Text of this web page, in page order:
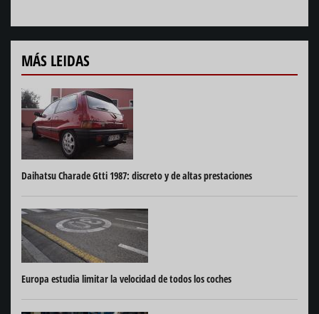
MÁS LEIDAS
Daihatsu Charade Gtti 1987: discreto y de altas prestaciones
Europa estudia limitar la velocidad de todos los coches